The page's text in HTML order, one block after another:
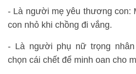
- Là người mẹ yêu thương con:
con nhỏ khi chồng đi vắng.
- Là người phụ nữ trọng
chọn cái chết để minh oan cho